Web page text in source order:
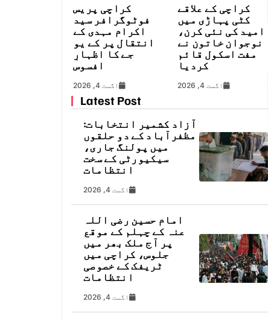
کراچی کے علاقے
کٹی پہاڑی میں
امید کی نئی کرن،
نوجوان خاتون نے
مفت اسکول قائم
کردیا
اگست 4, 2026
کراچی پریس
فوٹوگرافر سید
اکرام مہدی کے
انتقال پر کے یو
جے کا اظہارِ
افسوس
اگست 4, 2026
Latest Post
آزاد کشمیر انتخابات:
مظفرآباد کے دو حلقوں
میں پولنگ جاری،
سیکیورٹی کے سخت
انتظامات
اگست 4, 2026
امام حسین رضی اللہ
عنہ کے چہلم کے موقع
پر آج ملک بھر میں
جلوس، کراچی میں
ٹریفک کے خصوصی
انتظامات
اگست 4, 2026